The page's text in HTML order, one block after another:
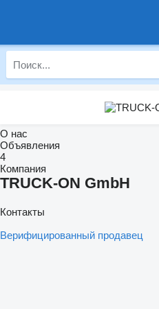
О нас
Объявления
4
Компания
TRUCK-ON GmbH
Контакты
Верифицированный продавец